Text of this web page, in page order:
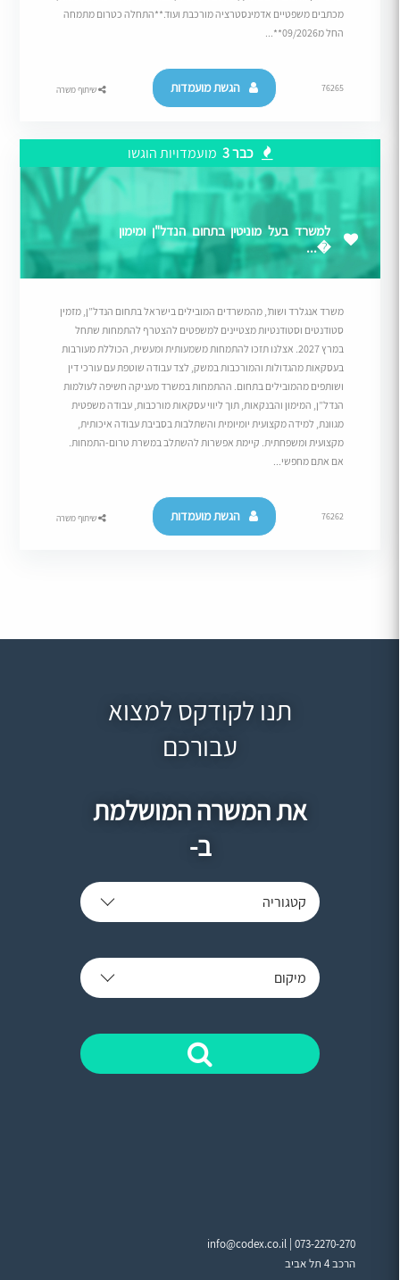
מכתבים משפטיים אדמינסטרציה מורכבת ועוד.**התחלה כטרום מתמחה
החל מ09/2026**...
76265 הגשת מועמדות שיתוף משרה
כבר 3 מועמדויות הוגשו
למשרד בעל מוניטין בתחום הנדל"ן ומימון
�...
משרד אנגלרד ושות’, מהמשרדים המובילים בישראל בתחום הנדל”ן, מזמין
סטודנטים וסטודנטיות מצטיינים למשפטים להצטרף להתמחות שתחל
במרץ 2027. אצלנו תזכו להתמחות משמעותית ומעשית, הכוללת מעורבות
בעסקאות מהגדולות והמורכבות במשק, לצד עבודה שוטפת עם עורכי דין
ושותפים מהמובילים בתחום. ההתמחות במשרד מעניקה חשיפה לעולמות
הנדל”ן, המימון והבנקאות, תוך ליווי עסקאות מורכבות, עבודה משפטית
מגוונת, למידה מקצועית יומיומית והשתלבות בסביבת עבודה איכותית,
מקצועית ומשפחתית. קיימת אפשרות להשתלב במשרת טרום-התמחות.
אם אתם מחפשי...
76262 הגשת מועמדות שיתוף משרה
תנו לקודקס למצוא
עבורכם
את המשרה המושלמת
ב-
קטגוריה
מיקום
info@codex.co.il |073-2270-270
הרכב 4 תל אביב